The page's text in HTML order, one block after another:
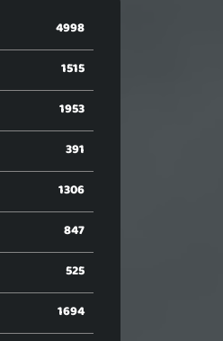
4998
1515
1953
391
1306
847
525
1694